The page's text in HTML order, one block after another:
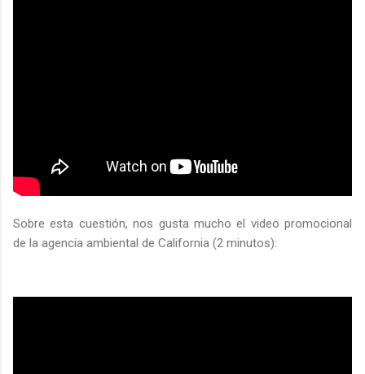
Sobre esta cuestión, nos gusta mucho el video promocional
de la agencia ambiental de California (2 minutos):